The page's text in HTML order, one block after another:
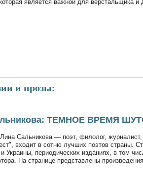
является важной для верстальщика и
и прозы:
ТЕМНОЕ ВРЕМЯ
Лина Сальникова — поэт, филолог,
входит в сотню лучших поэтов страны.
Украины, периодических изданиях, в том
На странице представлены